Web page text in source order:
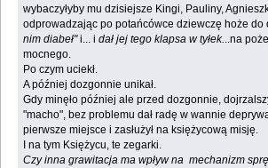
wybaczyłyby mu dzisiejsze Kingi, Pauliny,
odprowadzając po potańcówce dziewczę hoże do
nim diabeł"i... idał jej tego klapsa w tyłek...na
mocnego.
Po czym uciekł.
A później dozgonnie unikał.
Gdy minęło później ale przed dozgonnie,
"macho", bez problemu dał radę w wannie
pierwsze miejsce i zasłużył na księżycową misję.
I na tym Księżycu, te zegarki.
Czy inna grawitacja ma wpływ na mechanizm